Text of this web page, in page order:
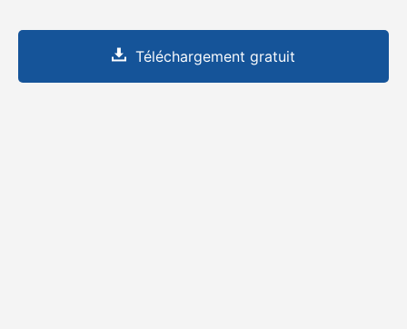
Téléchargement gratuit